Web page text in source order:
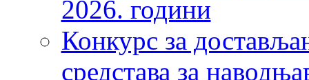
2026. години
Конкурс за
средстава за